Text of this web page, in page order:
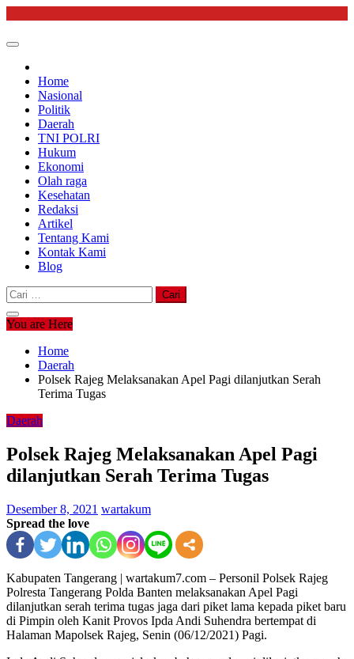
content
Home
Nasional
Politik
Daerah
TNI POLRI
Hukum
Ekonomi
Olah raga
Kesehatan
Redaksi
Artikel
Tentang Kami
Kontak Kami
Blog
Cari
untuk:
You are Here
Home
Daerah
Polsek Rajeg Melaksanakan Apel Pagi dilanjutkan Serah
Terima Tugas
Daerah
Polsek Rajeg Melaksanakan Apel Pagi
dilanjutkan Serah Terima Tugas
Desember 8, 2021 wartakum
Spread the love
Kabupaten Tangerang | wartakum7.com – Personil Polsek Rajeg
Polresta Tangerang Polda Banten melaksanakan Apel Pagi
dilanjutkan serah terima tugas jaga dari piket lama kepada piket baru
di Pimpin oleh Kanit Provos Ipda Andi Suhendra bertempat di
Halaman Mapolsek Rajeg, Senin (06/12/2021) Pagi.